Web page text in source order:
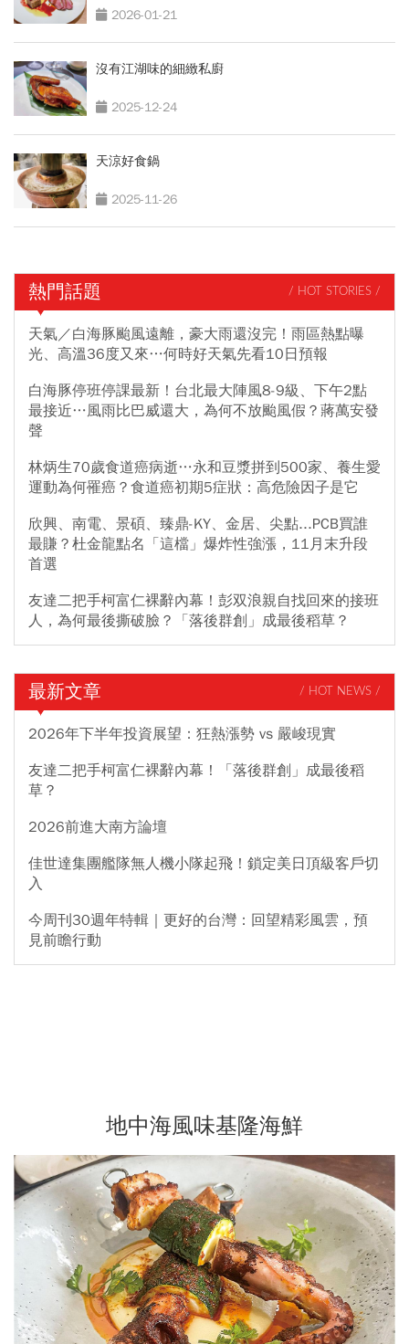
2026-01-21
沒有江湖味的細緻私廚
2025-12-24
天涼好食鍋
2025-11-26
熱門話題 / HOT STORIES /
天氣／白海豚颱風遠離，豪大雨還沒完！雨區熱點曝
光、高溫36度又來…何時好天氣先看10日預報
白海豚停班停課最新！台北最大陣風8-9級、下午2點
最接近…風雨比巴威還大，為何不放颱風假？蔣萬安發
聲
林炳生70歲食道癌病逝…永和豆漿拼到500家、養生愛
運動為何罹癌？食道癌初期5症狀：高危險因子是它
欣興、南電、景碩、臻鼎-KY、金居、尖點...PCB買誰
最賺？杜金龍點名「這檔」爆炸性強漲，11月末升段
首選
友達二把手柯富仁裸辭內幕！彭双浪親自找回來的接班
人，為何最後撕破臉？「落後群創」成最後稻草？
最新文章 / HOT NEWS /
2026年下半年投資展望：狂熱漲勢 vs 嚴峻現實
友達二把手柯富仁裸辭內幕！「落後群創」成最後稻
草？
2026前進大南方論壇
佳世達集團艦隊無人機小隊起飛！鎖定美日頂級客戶切
入
今周刊30週年特輯｜更好的台灣：回望精彩風雲，預
見前瞻行動
地中海風味基隆海鮮